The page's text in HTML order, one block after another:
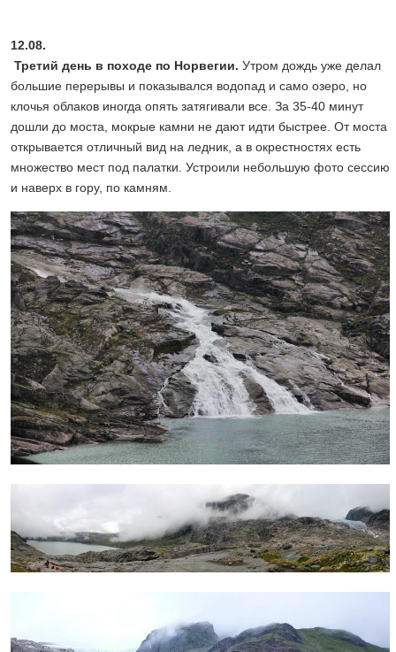
12.08.
Третий день в походе по Норвегии. Утром дождь уже делал
большие перерывы и показывался водопад и само озеро, но
клочья облаков иногда опять затягивали все. За 35-40 минут
дошли до моста, мокрые камни не дают идти быстрее. От моста
открывается отличный вид на ледник, а в окрестностях есть
множество мест под палатки. Устроили небольшую фото сессию
и наверх в гору, по камням.